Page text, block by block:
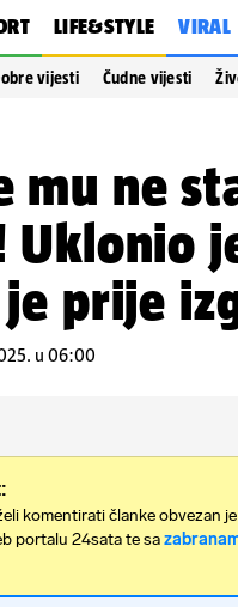
LIFE&STYLE VIRAL
vijesti Čudne vijesti
mu ne
je prije
u 06:00
komentirati članke obvezan
portalu 24sata te sa